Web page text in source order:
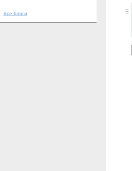
Все блоги